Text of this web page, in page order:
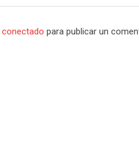
conectado para publicar un